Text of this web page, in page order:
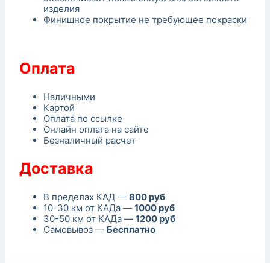
изделия
Финишное покрытие не требующее покраски
Оплата
Наличными
Картой
Оплата по ссылке
Онлайн оплата на сайте
Безналичный расчет
Доставка
В пределах КАД — 800 руб
10-30 км от КАДа — 1000 руб
30-50 км от КАДа — 1200 руб
Самовывоз — Бесплатно